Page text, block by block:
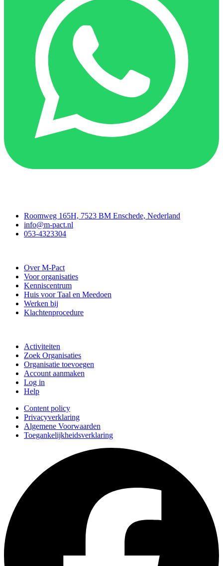
Roomweg 165H, 7523 BM Enschede, Nederland
info@m-pact.nl
053-4323304
Over M-Pact
Voor organisaties
Kenniscentrum
Huis voor Taal en Meedoen
Werken bij
Klachtenprocedure
Activiteiten
Zoek Organisaties
Organisatie toevoegen
Account aanmaken
Log in
Help
Content policy
Privacyverklaring
Algemene Voorwaarden
Toegankelijkheidsverklaring